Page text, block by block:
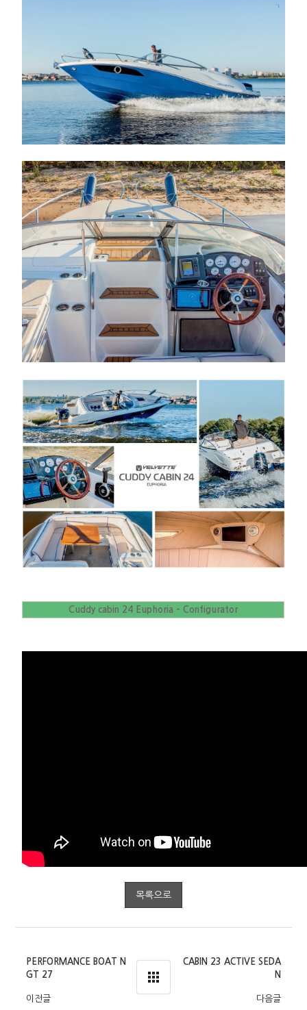
Cuddy cabin 24 Euphoria - Configurator
목록으로
PERFORMANCE BOAT N
GT 27
이전글
CABIN 23 ACTIVE SEDA
N
다음글